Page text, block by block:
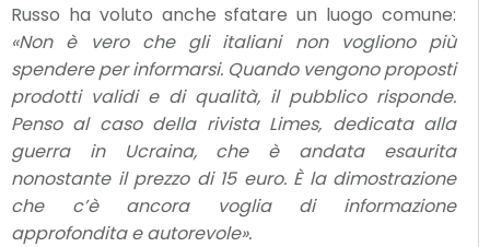
Russo ha voluto anche sfatare un luogo comune:
«Non è vero che gli italiani non vogliono più
spendere per informarsi. Quando vengono proposti
prodotti validi e di qualità, il pubblico risponde.
Penso al caso della rivista Limes, dedicata alla
guerra in Ucraina, che è andata esaurita
nonostante il prezzo di 15 euro. È la dimostrazione
che c’è ancora voglia di informazione
approfondita e autorevole».